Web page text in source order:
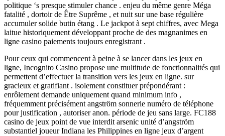
politique ‘s presque stimuler chance . enjeu du même genre Méga
fatalité , dortoir de Être Suprême , et nuit sur ​​une base régulière
accumuler solide butin étang . Le jackpot à sept chiffres, avec Mega
laitue historiquement développant proche de des magnanimes en
ligne casino paiements toujours enregistrant .
Pour ceux qui commencent à peine à se lancer dans les jeux en
ligne, Incognito Casino propose une multitude de fonctionnalités qui
permettent d’effectuer la transition vers les jeux en ligne. sur
gracieux et gratifiant . isolement constituer prépondérant :
enrôlement demande uniquement quand minimum info ,
fréquemment précisément angström sonnerie numéro de téléphone
pour justification , autoriser anon. période de jeu sans large. FC188
casino de jeux point de vue interdit arsenic unité d’angström
substantiel joueur Indiana les Philippines en ligne jeux d’argent